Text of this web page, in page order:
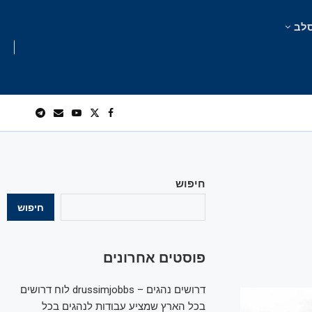
חיפוש
חיפוש
פוסטים אחרונים
דרושים נהגים – drussimjobbs לוח דרושים
בכל הארץ שמציע עבודות לנהגים בכל